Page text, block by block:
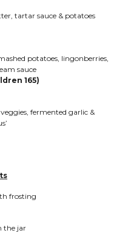
tartar sauce & potatoes
potatoes, lingonberries,
sauce
165)
fermented garlic &
frosting
the jar